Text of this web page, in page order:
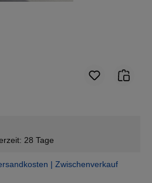
28 Tage
| Zwischenverkauf